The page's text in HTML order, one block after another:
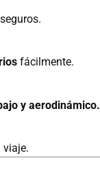
fácilmente.
y aerodinámico.
viaje.